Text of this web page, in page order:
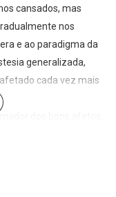
cansados, mas
nos
e ao paradigma da
generalizada,
cada vez mais
dos bons afetos,
Como podemos